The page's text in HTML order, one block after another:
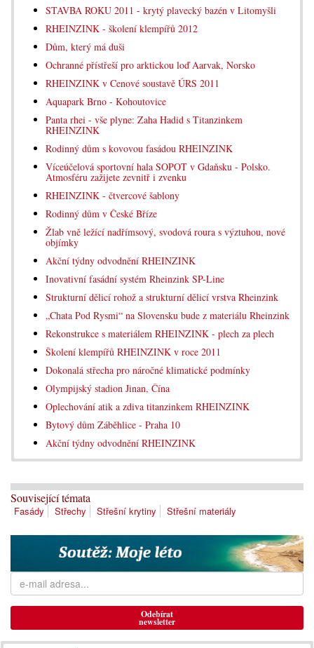
STAVBA ROKU 2011 - krytý plavecký bazén v Litomyšli
RHEINZINK - školení klempířů 2012
Dům, který má duši
Ochranné přístřeší pro arktickou loď Aarvak, Norsko
RHEINZINK v Cenové soustavě ÚRS 2011
Aquapark Brno - Kohoutovice
Panta rhei - vše plyne: Zaha Hadid s Titanzinkem
RHEINZINK
Rodinný dům s kovovou fasádou RHEINZINK
Víceúčelová sportovní hala SOPOT v Gdaňsku - Polsko.
Atmosféru zažijete zevnitř i zvenku
RHEINZINK - čtvercové šablony
Rodinný dům v České Bříze
Žlab vně ležící nadřímsový, svodová roura s výztuhou, nové
objímky
Akční týdny odvodnění RHEINZINK
Inovativní fasádní systém Rheinzink SP-Line
Strukturní dělicí rohož a strukturní dělicí vrstva Rheinzink
„Chata Pod Rysmi“ na Slovensku bude z materiálu Rheinzink
Rekonstrukce s materiálem RHEINZINK - plech za plech
Školení klempířů RHEINZINK v roce 2011
Dokonalá střecha pro náročné klimatické podmínky
Olympijský stadion Jinan, Čína
Oplechování atik a zdiva titanzinkem RHEINZINK
Bytový dům Záběhlice - Praha 10
Akční týdny odvodnění RHEINZINK
Související témata
Fasády Střechy Střešní krytiny Střešní materiály
Odebírat
newsletter